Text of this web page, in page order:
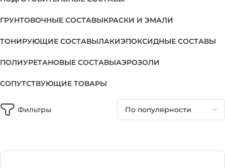
ГРУНТОВОЧНЫЕ СОСТАВЫКРАСКИ И ЭМАЛИ
ТОНИРУЮЩИЕ СОСТАВЫЛАКИЭПОКСИДНЫЕ СОСТАВЫ
ПОЛИУРЕТАНОВЫЕ СОСТАВЫАЭРОЗОЛИ
СОПУТСТВУЮЩИЕ ТОВАРЫ
Фильтры